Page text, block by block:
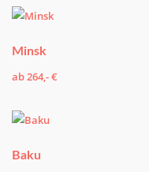
Minsk
ab 264,- €
Baku